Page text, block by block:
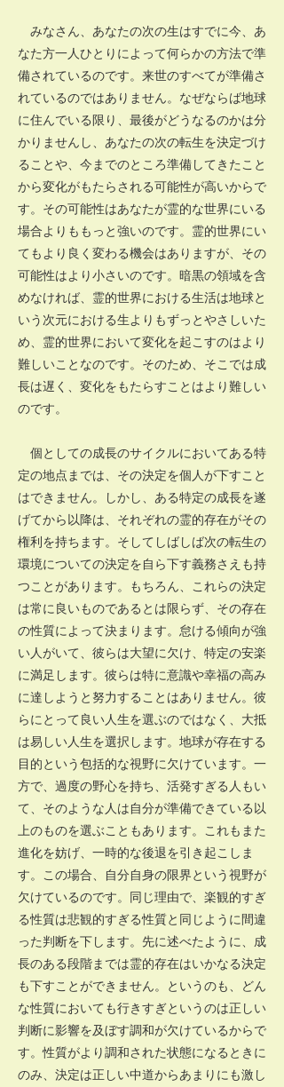
みなさん、あなたの次の生はすでに今、あ
なた方一人ひとりによって何らかの方法で準
備されているのです。来世のすべてが準備さ
れているのではありません。なぜならば地球
に住んでいる限り、最後がどうなるのかは分
かりませんし、あなたの次の転生を決定づけ
ることや、今までのところ準備してきたこと
から変化がもたらされる可能性が高いからで
す。その可能性はあなたが霊的な世界にいる
場合よりももっと強いのです。霊的世界にい
てもより良く変わる機会はありますが、その
可能性はより小さいのです。暗黒の領域を含
めなければ、霊的世界における生活は地球と
いう次元における生よりもずっとやさしいた
め、霊的世界において変化を起こすのはより
難しいことなのです。そのため、そこでは成
長は遅く、変化をもたらすことはより難しい
のです。
個としての成長のサイクルにおいてある特
定の地点までは、その決定を個人が下すこと
はできません。しかし、ある特定の成長を遂
げてから以降は、それぞれの霊的存在がその
権利を持ちます。そしてしばしば次の転生の
環境についての決定を自ら下す義務さえも持
つことがあります。もちろん、これらの決定
は常に良いものであるとは限らず、その存在
の性質によって決まります。怠ける傾向が強
い人がいて、彼らは大望に欠け、特定の安楽
に満足します。彼らは特に意識や幸福の高み
に達しようと努力することはありません。彼
らにとって良い人生を選ぶのではなく、大抵
は易しい人生を選択します。地球が存在する
目的という包括的な視野に欠けています。一
方で、過度の野心を持ち、活発すぎる人もい
て、そのような人は自分が準備できている以
上のものを選ぶこともあります。これもまた
進化を妨げ、一時的な後退を引き起こしま
す。この場合、自分自身の限界という視野が
欠けているのです。同じ理由で、楽観的すぎ
る性質は悲観的すぎる性質と同じように間違
った判断を下します。先に述べたように、成
長のある段階までは霊的存在はいかなる決定
も下すことができません。というのも、どん
な性質においても行きすぎというのは正しい
判断に影響を及ぼす調和が欠けているからで
す。性質がより調和された状態になるときに
のみ、決定は正しい中道からあまりにも激し